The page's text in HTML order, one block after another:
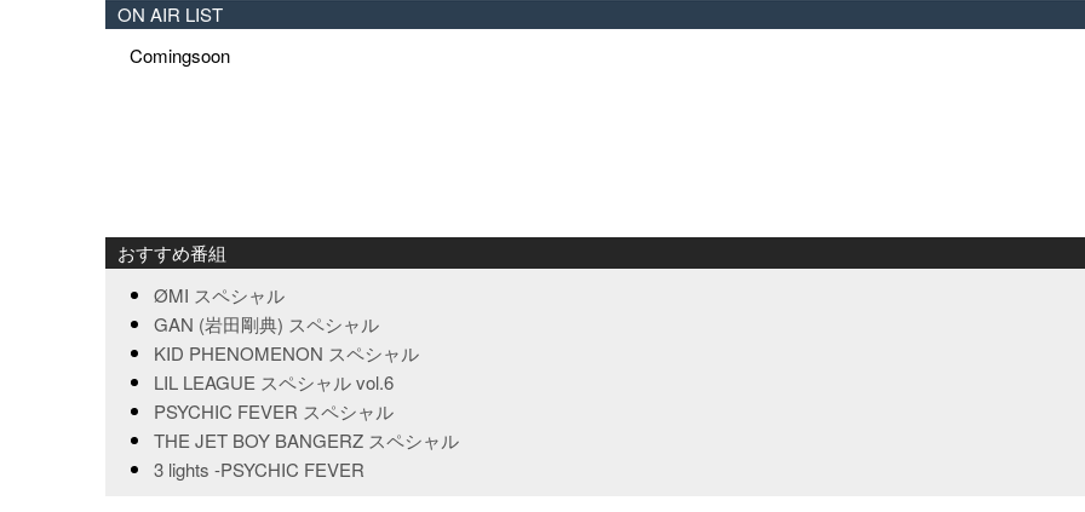
ON AIR LIST
Comingsoon
おすすめ番組
ØMI スペシャル
GAN (岩田剛典) スペシャル
KID PHENOMENON スペシャル
LIL LEAGUE スペシャル vol.6
PSYCHIC FEVER スペシャル
THE JET BOY BANGERZ スペシャル
3 lights -PSYCHIC FEVER